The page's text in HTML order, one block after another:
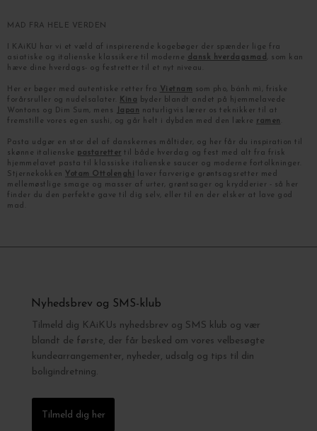
MAD FRA HELE VERDEN
I KAiKU har vi et væld af inspirerende kogebøger der spænder lige fra
asiatiske og italienske klassikere til moderne
dansk hverdagsmad
, som kan
hæve dine hverdags- og festretter til et nyt niveau.
Her er bøger med autentiske retter fra Vietnam som pho, bánh mì, friske
forårsruller og nudelsalater.
Kina byder blandt andet på hjemmelavede
Wontons og Dim Sum,
mens Japan naturligvis lærer os teknikker til at
fremstille vores egen sushi, og går helt i dybden med den lækre ramen
Pasta udgør en stor del af danskernes måltider, og her får du inspiration til
skønne italienske pastaretter til både hverdag og fest med alt fra frisk
hjemmelavet pasta til klassiske italienske saucer og moderne fortolkninger.
Stjernekokken Yotam Ottolenghi
laver farverige grøntsagsretter med
mellemøstlige smage og masser af urter, grøntsager og krydderier - så her
finder du den perfekte gave til dig selv, eller til en der elsker at lave god
mad.
Nyhedsbrev og SMS-klub
Tilmeld dig KAiKUs nyhedsbrev og SMS klub og vær
blandt de første, der får besked om vores velbesøgte
kundearrangementer, nyheder, udsalg og tips til din
boligindretning.
Tilmeld dig her